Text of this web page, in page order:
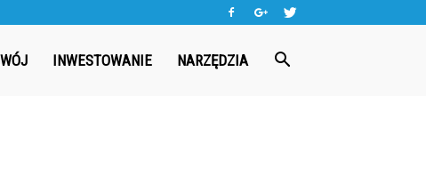
INWESTOWANIE NARZĘDZIA